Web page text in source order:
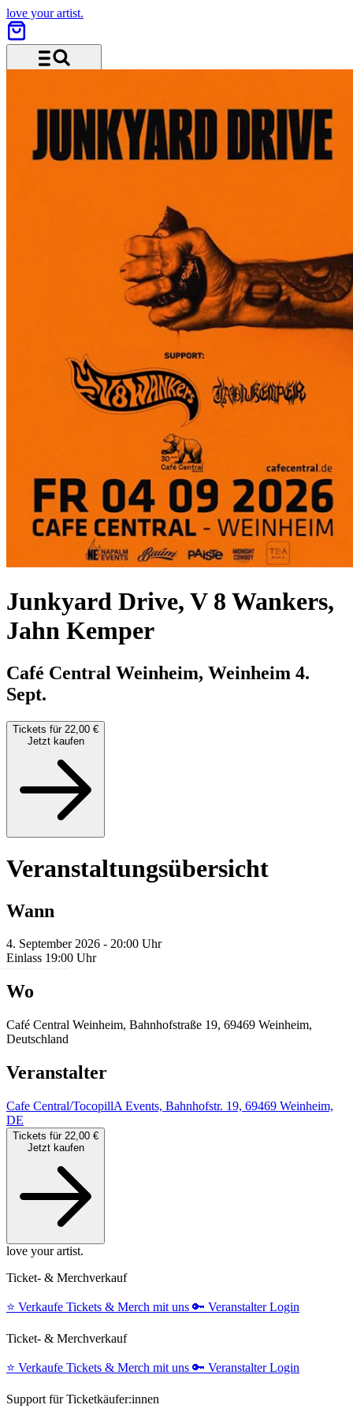
love your artist.
Junkyard Drive, V 8 Wankers,
Jahn Kemper
Café Central Weinheim, Weinheim 4.
Sept.
Tickets für 22,00 €
Jetzt kaufen
Veranstaltungsübersicht
Wann
4. September 2026 - 20:00 Uhr
Einlass 19:00 Uhr
Wo
Café Central Weinheim, Bahnhofstraße 19, 69469 Weinheim,
Deutschland
Veranstalter
Cafe Central/TocopillA Events, Bahnhofstr. 19, 69469 Weinheim,
DE
Tickets für 22,00 €
Jetzt kaufen
love your artist.
Ticket- & Merchverkauf
⭐️ Verkaufe Tickets & Merch mit uns 🔑 Veranstalter Login
Ticket- & Merchverkauf
⭐️ Verkaufe Tickets & Merch mit uns 🔑 Veranstalter Login
Support für Ticketkäufer:innen